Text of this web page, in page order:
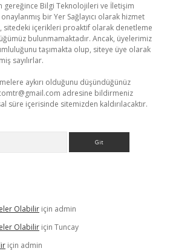
gereğince Bilgi Teknolojileri ve İletişim
bir Yer Sağlayıcı olarak hizmet
sitedeki içerikleri proaktif olarak denetleme
bulunmamaktadır. Ancak, üyelerimiz
taşımakta olup, siteye üye olarak
sayılırlar.
aykırı olduğunu düşündüğünüz
adresine bildirmeniz
süre içerisinde sitemizden kaldırılacaktır.
Olabilir için admin
Olabilir için Tuncay
için admin